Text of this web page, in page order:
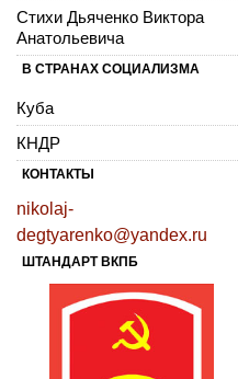
Стихи Дьяченко Виктора
Анатольевича
В СТРАНАХ СОЦИАЛИЗМА
Куба
КНДР
КОНТАКТЫ
nikolaj-
degtyarenko@yandex.ru
ШТАНДАРТ ВКПБ